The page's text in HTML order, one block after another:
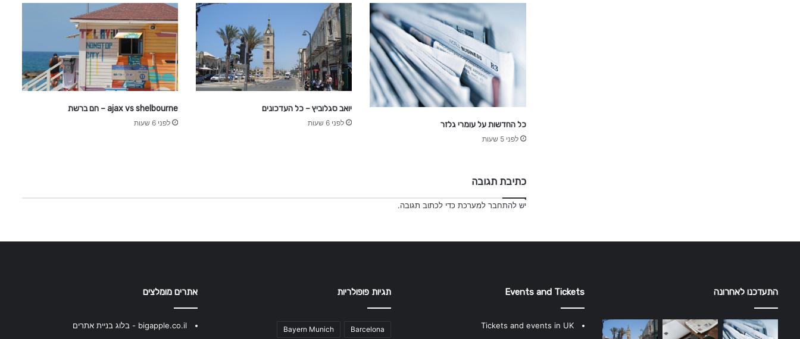
כל החדשות על עומרי גלזר
לפני 5 שעות
יואב סגלוביץ – כל העדכונים
לפני 6 שעות
ajax vs shelbourne – חם ברשת
לפני 6 שעות
כתיבת תגובה
ישלהתחבר למערכת כדי לכתוב תגובה.
התעדכנו לאחרונה Events and Tickets
Tickets and events in UK
תגיות פופולריות
Barcelona
Bayern Munich
אתרים מומלצים
bigapple.co.il - בלוג בניית אתרים